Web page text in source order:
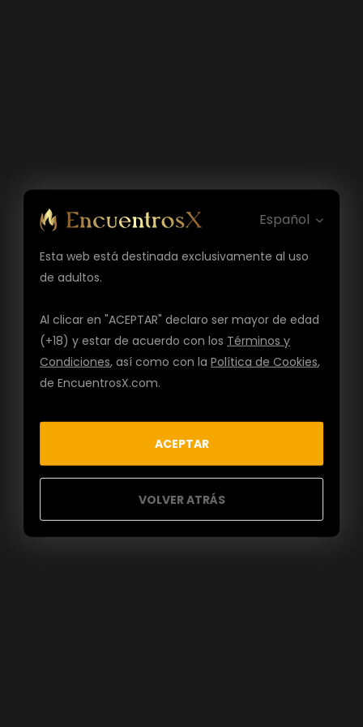
Español
Esta web está destinada exclusivamente al uso
de adultos.
Al clicar en "ACEPTAR" declaro ser mayor de edad
(+18) y estar de acuerdo con los Términos y
Condiciones, así como con laPolítica de Cookies,
de EncuentrosX.com.
ACEPTAR
VOLVER ATRÁS